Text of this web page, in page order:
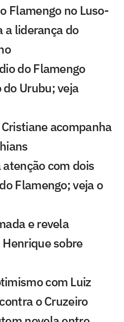
Flamengo no Luso-
a liderança do
do Flamengo
Urubu; veja
acompanha
com dois
Flamengo; veja o
e revela
sobre
com Luiz
o Cruzeiro